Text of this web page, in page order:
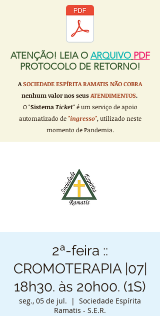
ATENÇÃO! LEIA O ARQUIVO PDF
PROTOCOLO DE RETORNO!
ASOCIEDADE ESPÍRITA RAMATISNÃO COBRA
nenhum valor nos seusATENDIMENTOS.
O "Sistema Ticket"é um serviço de apoio
automatizado de"ingresso", utilizado neste
momento de Pandemia.
2ª-feira ::
CROMOTERAPIA |07|
18h30. às 20h00. (1S)
seg., 05 de jul.
  |
Sociedade Espírita
Ramatis - S.E.R.